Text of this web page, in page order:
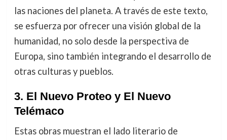
las naciones del planeta. A través de este texto,
se esfuerza por ofrecer una visión global de la
humanidad, no solo desde la perspectiva de
Europa, sino también integrando el desarrollo de
otras culturas y pueblos.
3. El Nuevo Proteo y El Nuevo
Telémaco
Estas obras muestran el lado literario de